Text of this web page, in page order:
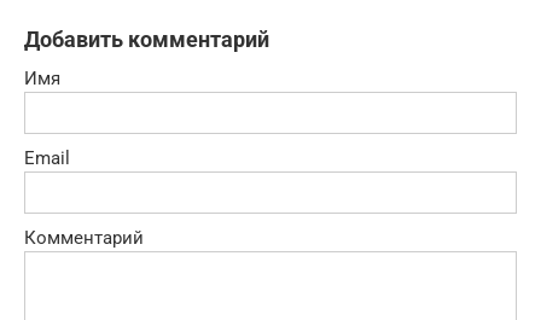
Добавить комментарий
Имя
Email
Комментарий